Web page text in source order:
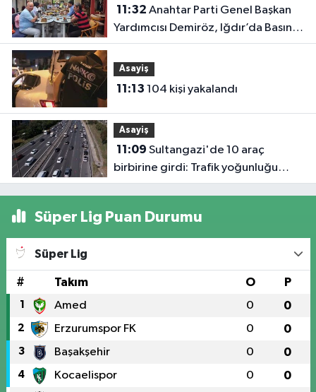
11:32
Yardımcısı Demiröz, Iğdır’da Basın
Mensuplarıyla Buluştu
Asayiş
11:13 104 kişi yakalandı
Asayiş
11:09
birbirine girdi: Trafik yoğunluğu
havadan görüntülendi
Süper Lig Puan Durumu
Süper Lig
# Takım O P
1 Amed 0 0
2 Erzurumspor FK 0 0
3 Başakşehir 0 0
4 Kocaelispor 0 0